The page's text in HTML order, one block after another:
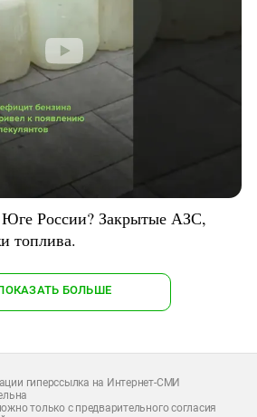
России? Закрытые АЗС,
топлива.
БОЛЬШЕ
гиперссылка на Интернет-СМИ
только с предварительного согласия